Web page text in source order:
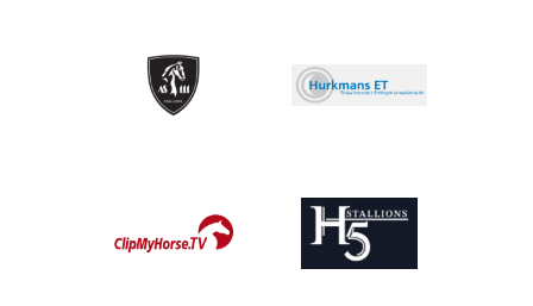
Afbeelding
Afbeelding
Afbeelding